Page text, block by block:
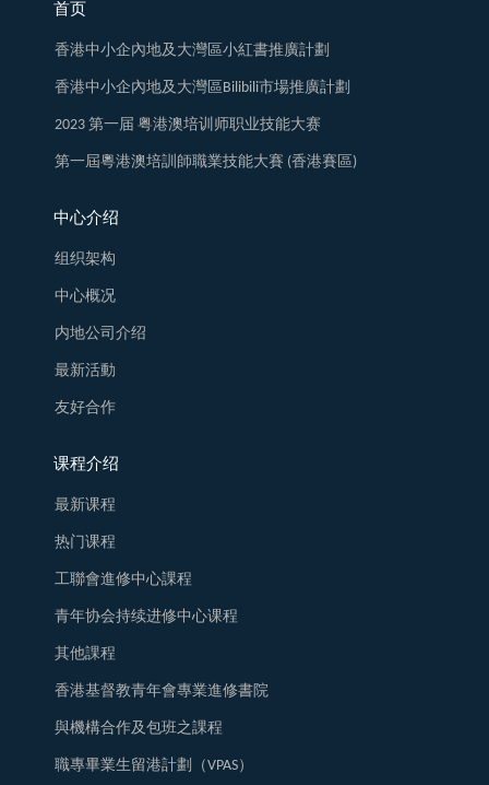
首页
香港中小企內地及大灣區小紅書推廣計劃
香港中小企內地及大灣區Bilibili市場推廣計劃
2023 第一届 粤港澳培训师职业技能大赛
第一屆粵港澳培訓師職業技能大賽 (香港賽區)
中心介绍
组织架构
中心概况
内地公司介绍
最新活動
友好合作
课程介绍
最新课程
热门课程
工聯會進修中心課程
青年协会持续进修中心课程
其他課程
香港基督教青年會專業進修書院
與機構合作及包班之課程
職專畢業生留港計劃（VPAS）